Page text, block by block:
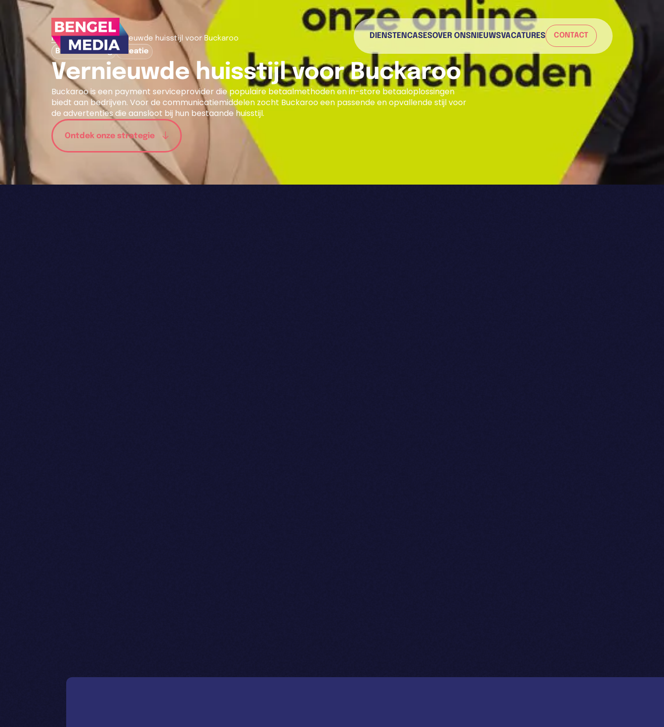
DIENSTENCASESOVER ONSNIEUWSVACATURES CONTACT
Home>Cases>Vernieuwde huisstijl voor Buckaroo
B2B-marketing
Creatie
Vernieuwde huisstijl voor Buckaroo
Buckaroo is een payment serviceprovider die populaire betaalmethoden en in-store betaaloplossingen
biedt aan bedrijven. Voor de communicatiemiddelen zocht Buckaroo een passende en opvallende stijl voor
de advertenties die aansloot bij hun bestaande huisstijl.
Ontdek onze strategie